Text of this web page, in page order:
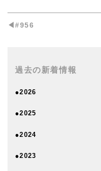
◀︎#956
過去の新着情報
●2026
●2025
●2024
●2023